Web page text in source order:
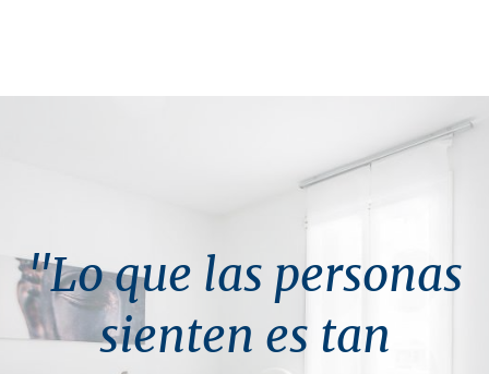
"Lo que las personas
sienten es tan